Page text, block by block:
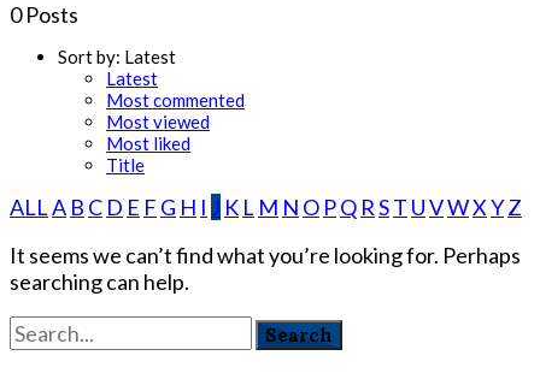
0 Posts
Sort by: Latest
Latest
Most commented
Most viewed
Most liked
Title
ALLA B C D E F G H I J K L M N O PQ RST UVWXYZ
It seems we can’t find what you’re looking for. Perhaps
searching can help.